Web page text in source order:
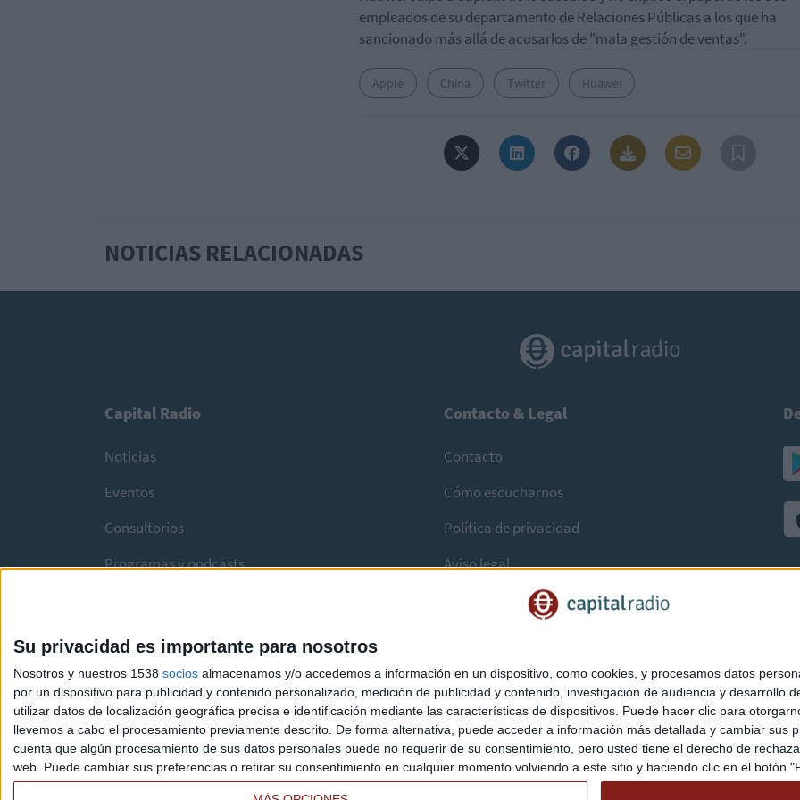
Su privacidad es importante para nosotros
Nosotros y nuestros 1538 socios almacenamos y/o accedemos a información en un dispositivo, como cookies, y procesamos datos
por un dispositivo para publicidad y contenido personalizado, medición de publicidad y contenido, investigación de audiencia y desarrollo
utilizar datos de localización geográfica precisa e identificación mediante las características de dispositivos. Puede hacer clic para
llevemos a cabo el procesamiento previamente descrito. De forma alternativa, puede acceder a información más detallada y cambiar sus
cuenta que algún procesamiento de sus datos personales puede no requerir de su consentimiento, pero usted tiene el derecho de
web. Puede cambiar sus preferencias o retirar su consentimiento en cualquier momento volviendo a este sitio y haciendo clic en el botón
empleados de su departamento de Relaciones Públicas a los que ha
sancionado más allá de acusarlos de "mala gestión de ventas".
Apple China Twitter Huawei
NOTICIAS RELACIONADAS
Capital Radio
Noticias
Eventos
Consultorios
Programas y podcasts
Contacto & Legal
Contacto
Cómo escucharnos
Política de privacidad
Aviso legal